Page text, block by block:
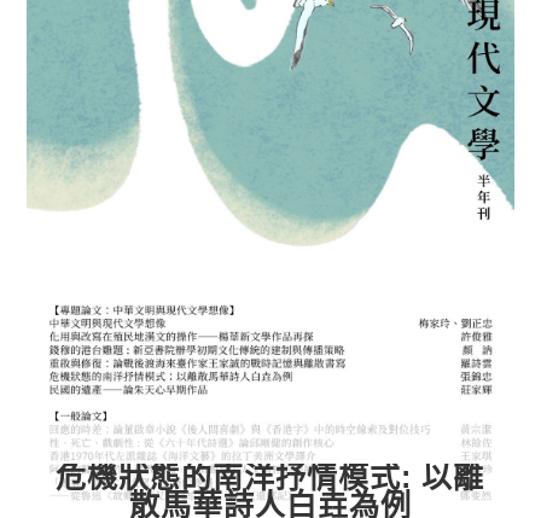
危機狀態的南洋抒情模式: 以離
散馬華詩人白垚為例